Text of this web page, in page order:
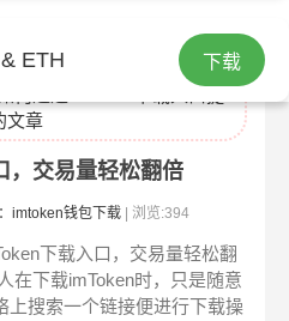
ETH 下载
文章
，交易量轻松翻倍
imtoken钱包下载 | 浏览:394
下载入口，交易量轻松翻
在下载imToken时，只是随意
上搜索一个链接便进行下载操